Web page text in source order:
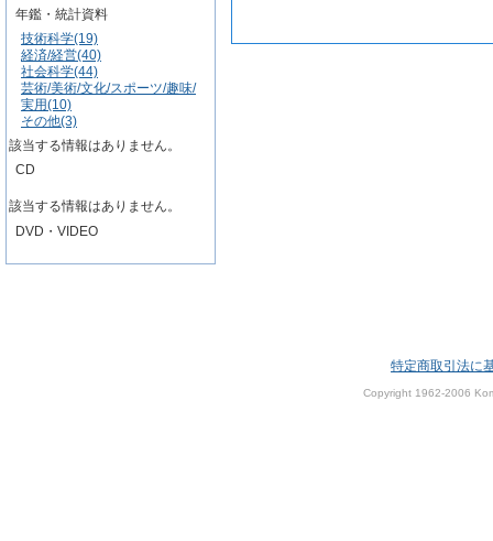
年鑑・統計資料
技術科学(19)
経済/経営(40)
社会科学(44)
芸術/美術/文化/スポーツ/趣味/
実用(10)
その他(3)
該当する情報はありません。
CD
該当する情報はありません。
DVD・VIDEO
特定商取引法に
Copyright 1962-2006